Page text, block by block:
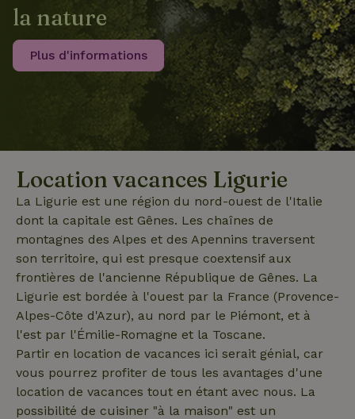
la nature
Plus d'informations
Location vacances Ligurie
La Ligurie est une région du nord-ouest de l'Italie
dont la capitale est Gênes. Les chaînes de
montagnes des Alpes et des Apennins traversent
son territoire, qui est presque coextensif aux
frontières de l'ancienne République de Gênes. La
Ligurie est bordée à l'ouest par la France (Provence-
Alpes-Côte d'Azur), au nord par le Piémont, et à
l'est par l'Émilie-Romagne et la Toscane.
Partir en location de vacances ici serait génial, car
vous pourrez profiter de tous les avantages d'une
location de vacances tout en étant avec nous. La
possibilité de cuisiner "à la maison" est un
Analytics -
qui est une
mise à jour
importante
du service
d'analyse le
plus
couramment
utilisé de
Google. Ce
cookie est
utilisé pour
distinguer les
attribuant un
numéro
généré
client. Il est
inclus dans
chaque
demande de
et utilisé pour
calculer les
données de
campagne
rapports
d'analyse du
site.
Doubleclick
et fournit
informations
sur la
manière
dont
l'utilisateur
final utilise
le site Web
et sur toute
que
voir avant
ledit site
test_cookie
Google LLC
.doubleclick.net
15
Ce cookie
par
(qui
appartient à
Google)
pour
si le
navigateur
du visiteur
du site Web
prend en
charge les
_nhft_translations www.maisonnature.fr
_nhft_privacy-policy www.maisonnature.fr
_nhftconstraint_privacy-
policy
www.maisonnature.fr
_nhft_new-calendar www.maisonnature.fr